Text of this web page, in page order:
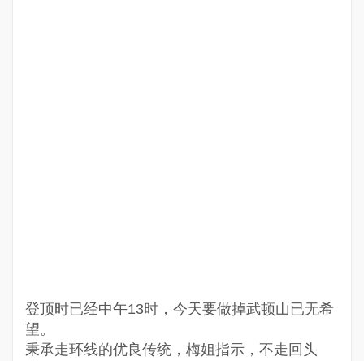
登顶时已经中午13时，今天要做掉武顿山已无希
望。
秉承走环线的优良传统，梅姐指示，不走回头